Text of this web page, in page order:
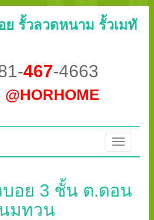
ย รั้วลวดหนาม รั้วเมทั
467-4663
@HORHOME
Toggle
บอย 3 ชั้น ต.ดอน
มทวน